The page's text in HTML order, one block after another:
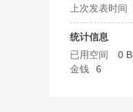
上次发表时间
统计信息
已用空间
0 B
金钱
6